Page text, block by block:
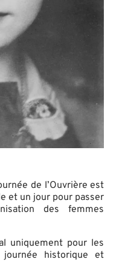
de l’Ouvrière est
et un jour pour passer
des femmes
uniquement pour les
historique et